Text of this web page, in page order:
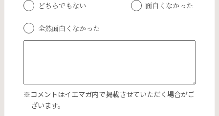
どちらでもない 面白くなかった
全然面白くなかった
※コメントはイエマガ内で掲載させていただく場合がご
ざいます。